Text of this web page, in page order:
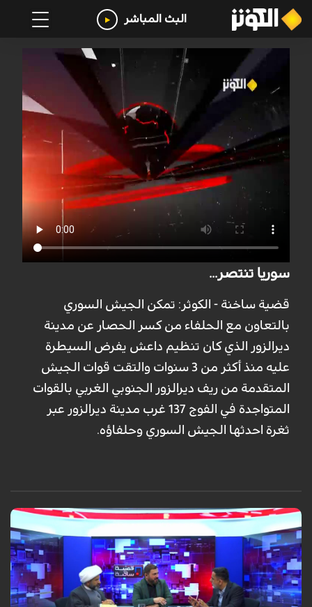
البث المباشر
سوريا تنتصر...
قضية ساخنة - الكوثر: تمكن الجيش السوري
بالتعاون مع الحلفاء من كسر الحصار عن مدينة
ديرالزور الذي كان تنظيم داعش يفرض السيطرة
عليه منذ أكثر من 3 سنوات والتقت قوات الجيش
المتقدمة من ريف ديرالزور الجنوبي الغربي بالقوات
المتواجدة في الفوج 137 غرب مدينة ديرالزور عبر
ثغرة احدثها الجيش السوري وحلفاؤه.